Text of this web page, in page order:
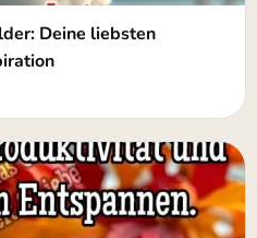
Deine liebsten